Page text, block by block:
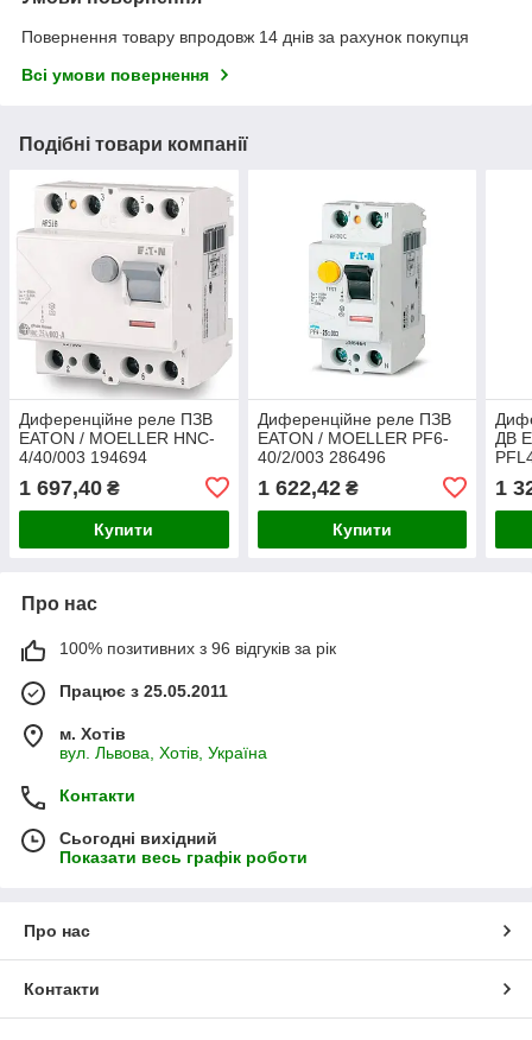
Повернення товару впродовж 14 днів за рахунок покупця
Всі умови повернення
Подібні товари компанії
Диференційне реле ПЗВ
EATON / MOELLER HNC-
4/40/003 194694
1 697,40 ₴
Купити
Диференційне реле ПЗВ
EATON / MOELLER PF6-
40/2/003 286496
1 622,42₴
Купити
ДВ
1
Про нас
100% позитивних з 96 відгуків за рік
Працює з 25.05.2011
м. Хотів
вул. Львова, Хотів, Україна
Контакти
Сьогодні вихідний
Показати весь графік роботи
Про нас
Контакти